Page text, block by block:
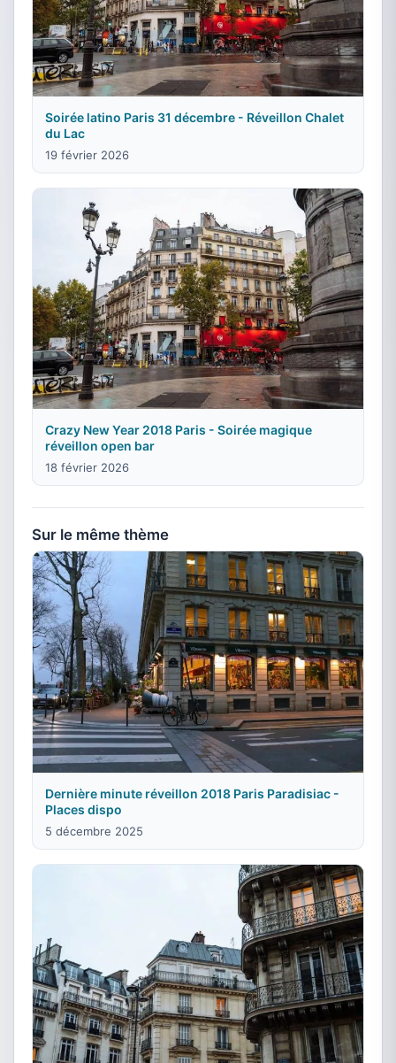
Soirée latino Paris 31 décembre - Réveillon Chalet
du Lac
19 février 2026
Crazy New Year 2018 Paris - Soirée magique
réveillon open bar
18 février 2026
Sur le même thème
Dernière minute réveillon 2018 Paris Paradisiac -
Places dispo
5 décembre 2025